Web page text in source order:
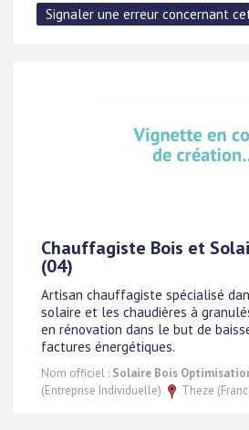
Chauffagiste Bois et
(04)
Artisan chauffagiste spécialisé
solaire et les chaudières à
en rénovation dans le but de
factures énergétiques.
Nom officiel : Solaire Bois
(Entreprise Individuelle)
Theze